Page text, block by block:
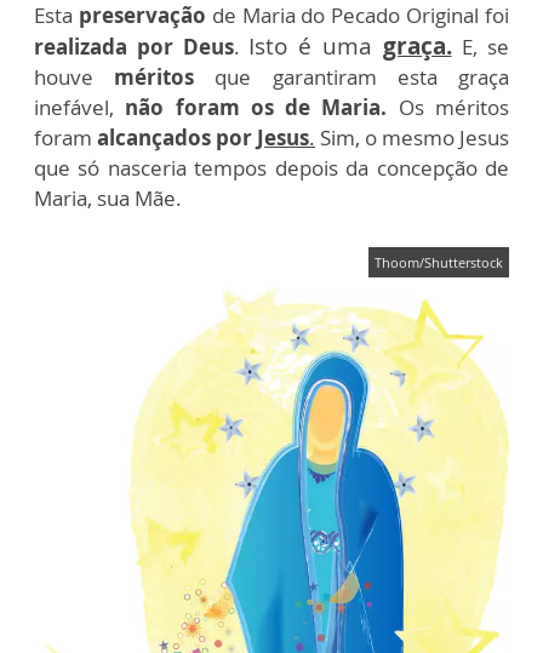
Esta preservação de Maria do Pecado Original foi
realizada por Deus. Isto é uma graça. E, se
houve méritos que garantiram esta graça
inefável, não foram os de Maria. Os méritos
foram alcançados por Jesus. Sim, o mesmo Jesus
que só nasceria tempos depois da concepção de
Maria, sua Mãe.
Thoom/Shutterstock